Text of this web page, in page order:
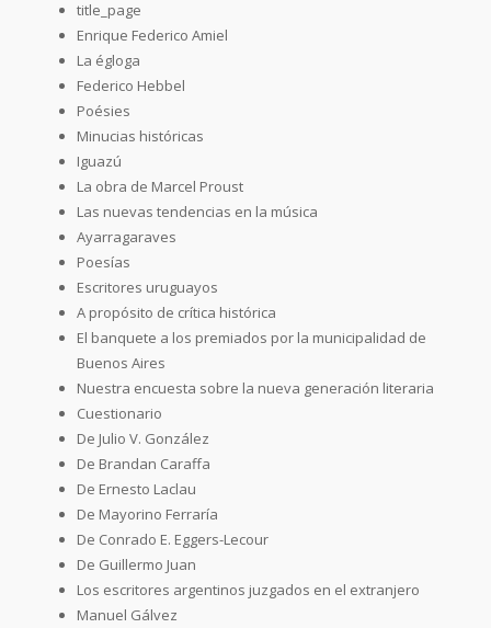
title_page
Enrique Federico Amiel
La égloga
Federico Hebbel
Poésies
Minucias históricas
Iguazú
La obra de Marcel Proust
Las nuevas tendencias en la música
Ayarragaraves
Poesías
Escritores uruguayos
A propósito de crítica histórica
El banquete a los premiados por la municipalidad de
Buenos Aires
Nuestra encuesta sobre la nueva generación literaria
Cuestionario
De Julio V. González
De Brandan Caraffa
De Ernesto Laclau
De Mayorino Ferraría
De Conrado E. Eggers-Lecour
De Guillermo Juan
Los escritores argentinos juzgados en el extranjero
Manuel Gálvez